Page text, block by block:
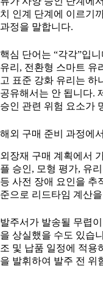
치 인계 단계에 이르기
과정을 말합니다.
핵심 단어는 “각각”입
유리, 전환형 스마트 유
고 표준 강화 유리는 하
공유해서는 안 됩니다.
승인 관련 위험 요소가
해외 구매 준비 과정에
외장재 구매 계획에서
플 승인, 모형 평가, 유
등 사전 장애 요인을 추
준으로 리드타임 계산
발주서가 발송될 무렵
을 상실했을 수도 있습
조 및 납품 일정에 적용
을 발휘하여 발주 전 위